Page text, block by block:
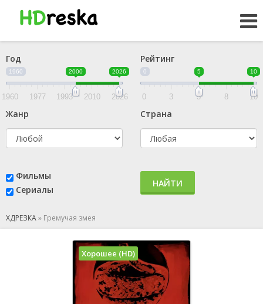
Год
1960 2000 2026
1960 1977 1993 2010 2026
Рейтинг
0 5 10
0 3 5 8 10
Жанр Страна
Фильмы
Сериалы
НАЙТИ
ХДРЕЗКА» Гремучая змея
Хорошее (HD)